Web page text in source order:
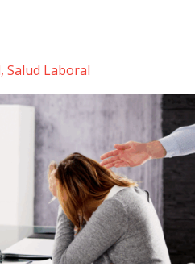
, Salud Laboral